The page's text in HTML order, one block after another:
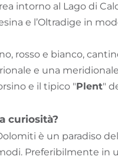
intorno al Lago di
e l’Oltradige in
rosso e bianco,
e una
e il tipico "Plent"
curiosità?
è un paradiso
Preferibilmente in